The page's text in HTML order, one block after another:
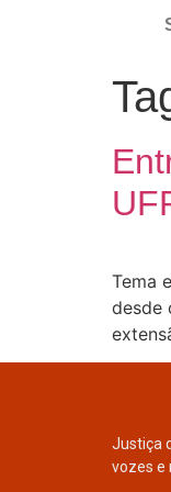
Tema
desde
Justiça
vozes e